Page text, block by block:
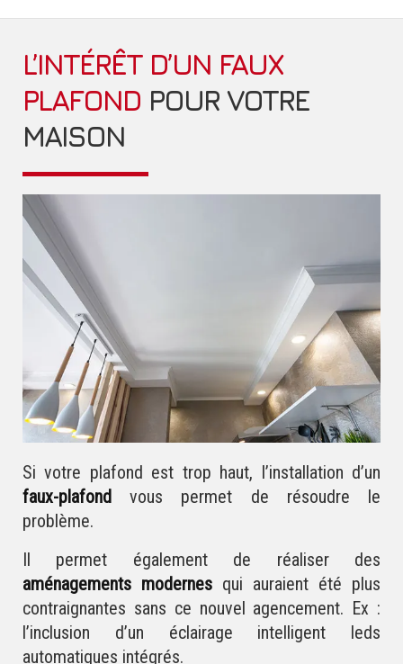
L’INTÉRÊT D’UN FAUX
PLAFOND POUR VOTRE
MAISON
Si votre plafond est trop haut, l’installation d’un
faux-plafond vous permet de résoudre le
problème.
Il permet également de réaliser des
aménagements modernes qui auraient été plus
contraignantes sans ce nouvel agencement. Ex :
l’inclusion d’un éclairage intelligent leds
automatiques intégrés.